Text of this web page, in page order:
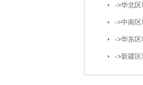
->华北区
->中南区
->华东区
->新疆区